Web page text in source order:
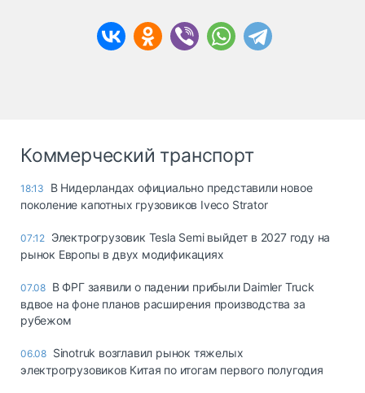
Коммерческий транспорт
18:13
В Нидерландах официально представили новое
поколение капотных грузовиков Iveco Strator
07:12 Электрогрузовик Tesla Semi выйдет в 2027 году на
рынок Европы в двух модификациях
07.08 В ФРГ заявили о падении прибыли Daimler Truck
вдвое на фоне планов расширения производства за
рубежом
06.08 Sinotruk возглавил рынок тяжелых
электрогрузовиков Китая по итогам первого полугодия